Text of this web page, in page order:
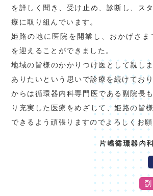
の期間があいている方
・診察券はあるが、ワクチン接種
2024.06.03 お知らせ
・発熱やせきなど、体調
令和５年５月８日をもって、新型
感染症はインフルエンザ感染症と
を詳しく聞き、受け止め、診断し、ス
療に取り組んでいます。
姫路の地に医院を開業し、おかげさま
を迎えることができました。
地域の皆様のかかりつけ医として親し
ありたいという思いで診療を続けてお
からは循環器内科専門医である副院長
り充実した医療をめざして、姫路の皆
できるよう頑張りますのでよろしくお願
片嶋循環器内